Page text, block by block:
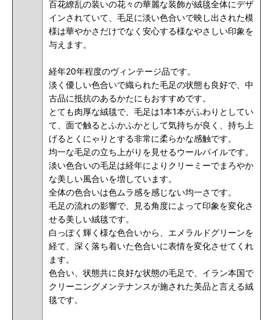
百花繚乱の装いの花々の華麗な装飾が絨毯全体にデザ
インされていて、毛足に淡い色合いで映し出された模
様は華やかさだけでなく安心する様なやさしい印象を
与えます。
経年20年程度のヴィンテージ品です。
淡く優しい色合いで織られた毛足の状態も良好で、中
古品に抵抗のあるかたにもおすすめです。
とても肉厚な絨毯で、毛足は1本1本がふわりとしてい
て、 面で触るとふかふかとして気持ちが良く、持ち上
げるとくにゃりとする非常に柔らかな感触です。
均一な毛足の立ち上がりを見せるウールパイルです。
淡い色合いの毛足は経年によりクリーミーでまろやか
な美しい風合いを増しています。
全体の色合いは色ムラ感を感じない均一さです。
毛足の流れの影響で、見る角度によって印象を変化さ
せる美しい絨毯です。
白っぽく輝く様な色合いから、エメラルドグリーンを
経て、深く落ち着いた色合いに表情を変化させてくれ
ます。
色合い、状態共に良好な状態の毛足で、イラン本国で
クリーニングメンテナンスが施された美品と言える絨
毯です。